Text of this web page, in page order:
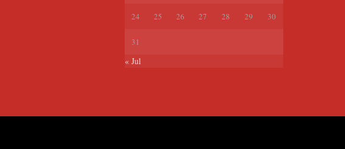
24 25 26 27 28 29 30
31
« Jul